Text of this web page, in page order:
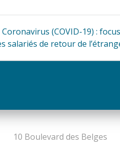
Article
suivant
Coronavirus (COVID-19) :
salariés de retour de
10 Boulevard des Belges